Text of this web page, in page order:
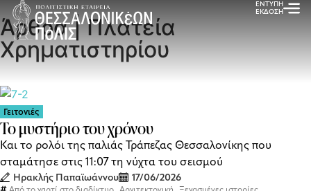
ΕΝΤΥΠΗ
ΕΚΔΟΣΗ
Άρθρα | Πλατεία
Χρηματιστηρίου
Γειτονιές
Το μυστήριο του χρόνου
Και το ρολόι της παλιάς Τράπεζας Θεσσαλονίκης που
σταμάτησε στις 11:07 τη νύχτα του σεισμού
Ηρακλής Παπαϊωάννου 17/06/2026